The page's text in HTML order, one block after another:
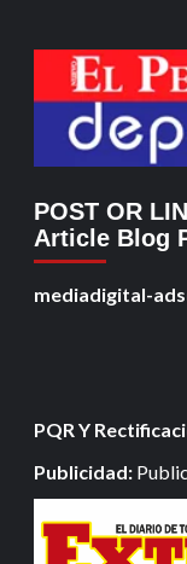
POST OR
Article Blog
mediadigital-
PQR Y
Publicidad: